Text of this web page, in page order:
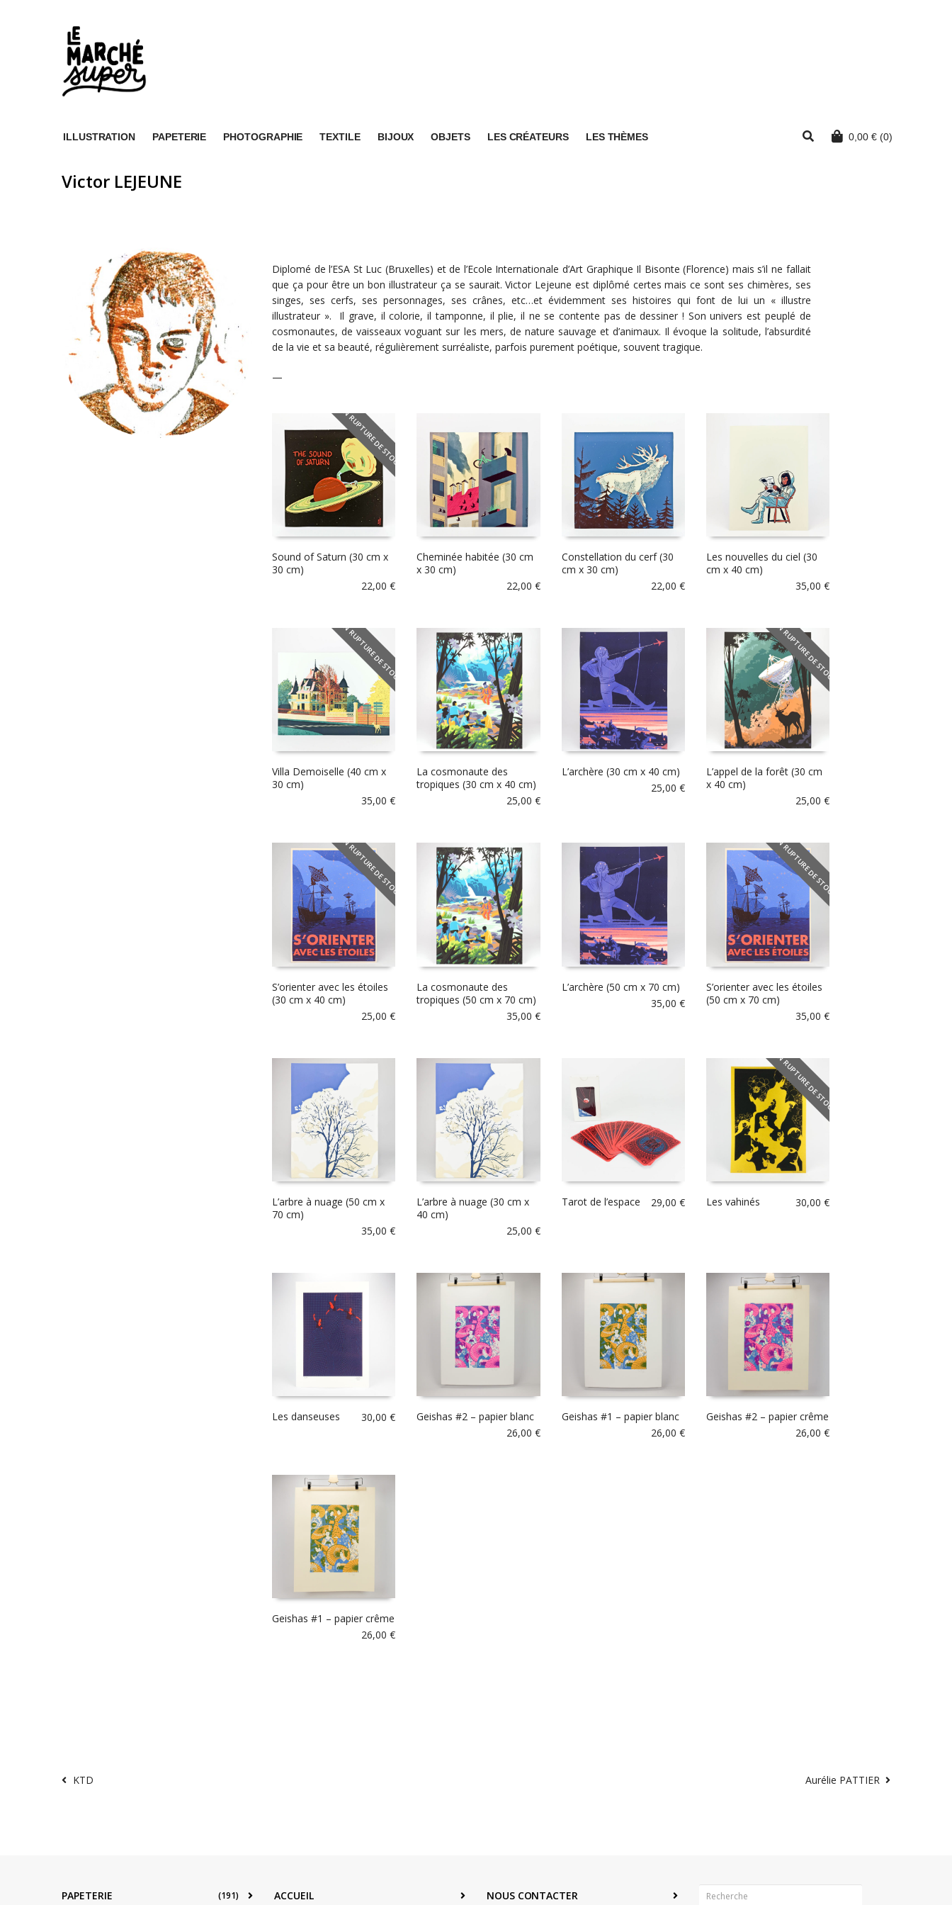
ILLUSTRATION PAPETERIE PHOTOGRAPHIE TEXTILE BIJOUX OBJETS LES CRÉATEURS LES THÈMES 0,00 € (0)
Victor LEJEUNE
Diplomé de l’ESA St Luc (Bruxelles) et de l’Ecole Internationale d’Art Graphique Il Bisonte (Florence) mais s’il ne fallait
que ça pour être un bon illustrateur ça se saurait. Victor Lejeune est diplômé certes mais ce sont ses chimères, ses
singes, ses cerfs, ses personnages, ses crânes, etc…et évidemment ses histoires qui font de lui un « illustre
illustrateur ». Il grave, il colorie, il tamponne, il plie, il ne se contente pas de dessiner ! Son univers est peuplé de
cosmonautes, de vaisseaux voguant sur les mers, de nature sauvage et d’animaux. Il évoque la solitude, l’absurdité
de la vie et sa beauté, régulièrement surréaliste, parfois purement poétique, souvent tragique.
—
EN RUPTURE DE STOCK
Sound of Saturn (30 cm x
30 cm)
22,00€
Cheminée habitée (30 cm
x 30 cm)
22,00 €
Constellation du cerf (30
cm x 30 cm)
22,00€
Les nouvelles du ciel (30
cm x 40 cm)
35,00€
EN RUPTURE DE STOCK
Villa Demoiselle (40 cm x
30 cm)
35,00€
La cosmonaute des
tropiques (30 cm x 40 cm)
25,00 €
L’archère (30 cm x 40 cm)
25,00€
EN RUPTURE DE STOCK
L’appel de la forêt (30 cm
x 40 cm)
25,00€
EN RUPTURE DE STOCK
S’orienter avec les étoiles
(30 cm x 40 cm)
25,00€
La cosmonaute des
tropiques (50 cm x 70 cm)
35,00 €
L’archère (50 cm x 70 cm)
35,00€
EN RUPTURE DE STOCK
S’orienter avec les étoiles
(50 cm x 70 cm)
35,00€
L’arbre à nuage (50 cm x
70 cm)
35,00€
L’arbre à nuage (30 cm x
40 cm)
25,00 €
Tarot de l’espace 29,00€
EN RUPTURE DE STOCK
Les vahinés 30,00€
Les danseuses 30,00€
Geishas #2 – papier blanc
26,00 €
Geishas #1 – papier blanc
26,00€
Geishas #2 – papier crême
26,00€
Geishas #1 – papier crême
26,00€
KTD Aurélie PATTIER
PAPETERIE (191) ACCUEIL NOUS CONTACTER